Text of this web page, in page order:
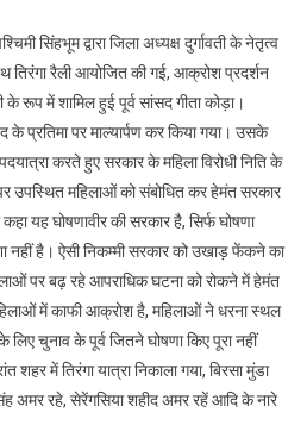
सिंहभूम द्वारा जिला अध्यक्ष दुर्गावती के नेतृत्व
तिरंगा रैली आयोजित की गई, आक्रोश प्रदर्शन
के रूप में शामिल हुई पूर्व सांसद गीता कोड़ा।
के प्रतिमा पर माल्यार्पण कर किया गया। उसके
करते हुए सरकार के महिला विरोधी निति के
उपस्थित महिलाओं को संबोधित कर हेमंत सरकार
यह घोषणावीर की सरकार है, सिर्फ घोषणा
नहीं है। ऐसी निकम्मी सरकार को उखाड़ फेंकने का
पर बढ़ रहे आपराधिक घटना को रोकने में हेमंत
में काफी आक्रोश है, महिलाओं ने धरना स्थल
चुनाव के पूर्व जितने घोषणा किए पूरा नहीं
शहर में तिरंगा यात्रा निकाला गया, बिरसा मुंडा
अमर रहे, सेरेंगसिया शहीद अमर रहें आदि के नारे